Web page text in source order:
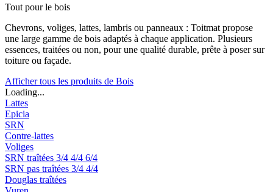
Tout pour le bois
Chevrons, voliges, lattes, lambris ou panneaux : Toitmat propose
une large gamme de bois adaptés à chaque application. Plusieurs
essences, traitées ou non, pour une qualité durable, prête à poser sur
toiture ou façade.
Afficher tous les produits de Bois
Loading...
Lattes
Epicia
SRN
Contre-lattes
Voliges
SRN traîtées 3/4 4/4 6/4
SRN pas traîtées 3/4 4/4
Douglas traîtées